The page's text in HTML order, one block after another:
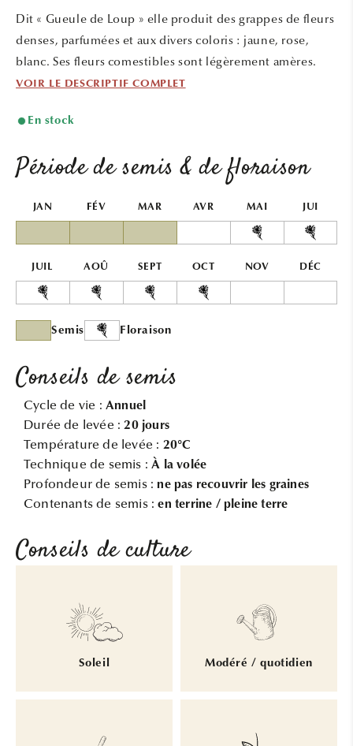
fenêtre
modale
Dit « Gueule de Loup » elle produit des grappes de fleurs
denses, parfumées et aux divers coloris : jaune, rose,
blanc. Ses fleurs comestibles sont légèrement amères.
VOIR LE DESCRIPTIF COMPLET
En stock
Période de semis & de floraison
JAN FÉV MAR AVR MAI JUI
JUIL AOÛ SEPT OCT NOV DÉC
Semis Floraison
Conseils de semis
Cycle de vie : Annuel
Durée de levée :20 jours
Température de levée : 20°C
Technique de semis :À la volée
Profondeur de semis :ne pas recouvrir les graines
Contenants de semis :en terrine / pleine terre
Conseils de culture
Soleil Modéré / quotidien